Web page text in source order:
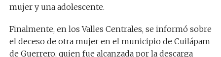
mujer y una adolescente.
Finalmente, en los Valles Centrales, se informó sobre
el deceso de otra mujer en el municipio de Cuilápam
de Guerrero, quien fue alcanzada por la descarga